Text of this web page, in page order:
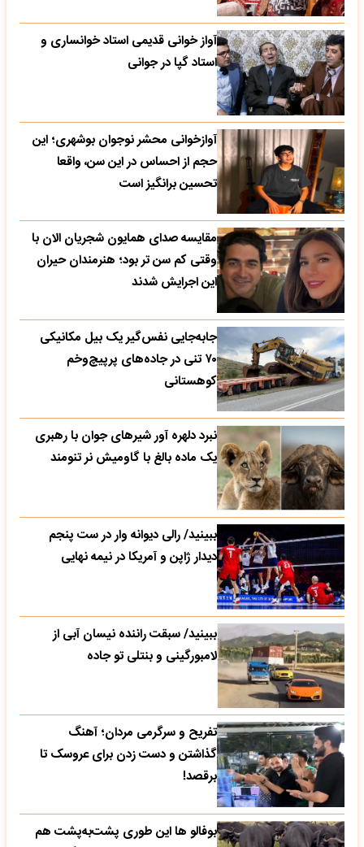
آواز خوانی قدیمی استاد خوانساری و
استاد گپا در جوانی
آوازخوانی محشر نوجوان بوشهری؛ این
حجم از احساس در این سن، واقعا
تحسین‌ برانگیز است
مقایسه صدای همایون شجریان الان با
وقتی کم سن تر بود؛ هنرمندان حیران
این اجرایش شدند
جابه‌جایی نفس‌گیر یک بیل مکانیکی
۷۰ تنی در جاده‌های پرپیچ‌وخم
کوهستانی
نبرد دلهره آور شیرهای جوان با رهبری
یک ماده بالغ با گاومیش نر تنومند
ببینید/ رالی دیوانه وار در ست پنجم
دیدار ژاپن و آمریکا در نیمه نهایی
ببینید/ سبقت راننده نیسان آبی از
لامبورگینی و بنتلی تو جاده
تفریح و سرگرمی مردان؛ آهنگ
گذاشتن و دست زدن برای عروسک تا
برقصد!
بوفالو ها این‌ طوری پشت‌به‌پشت هم